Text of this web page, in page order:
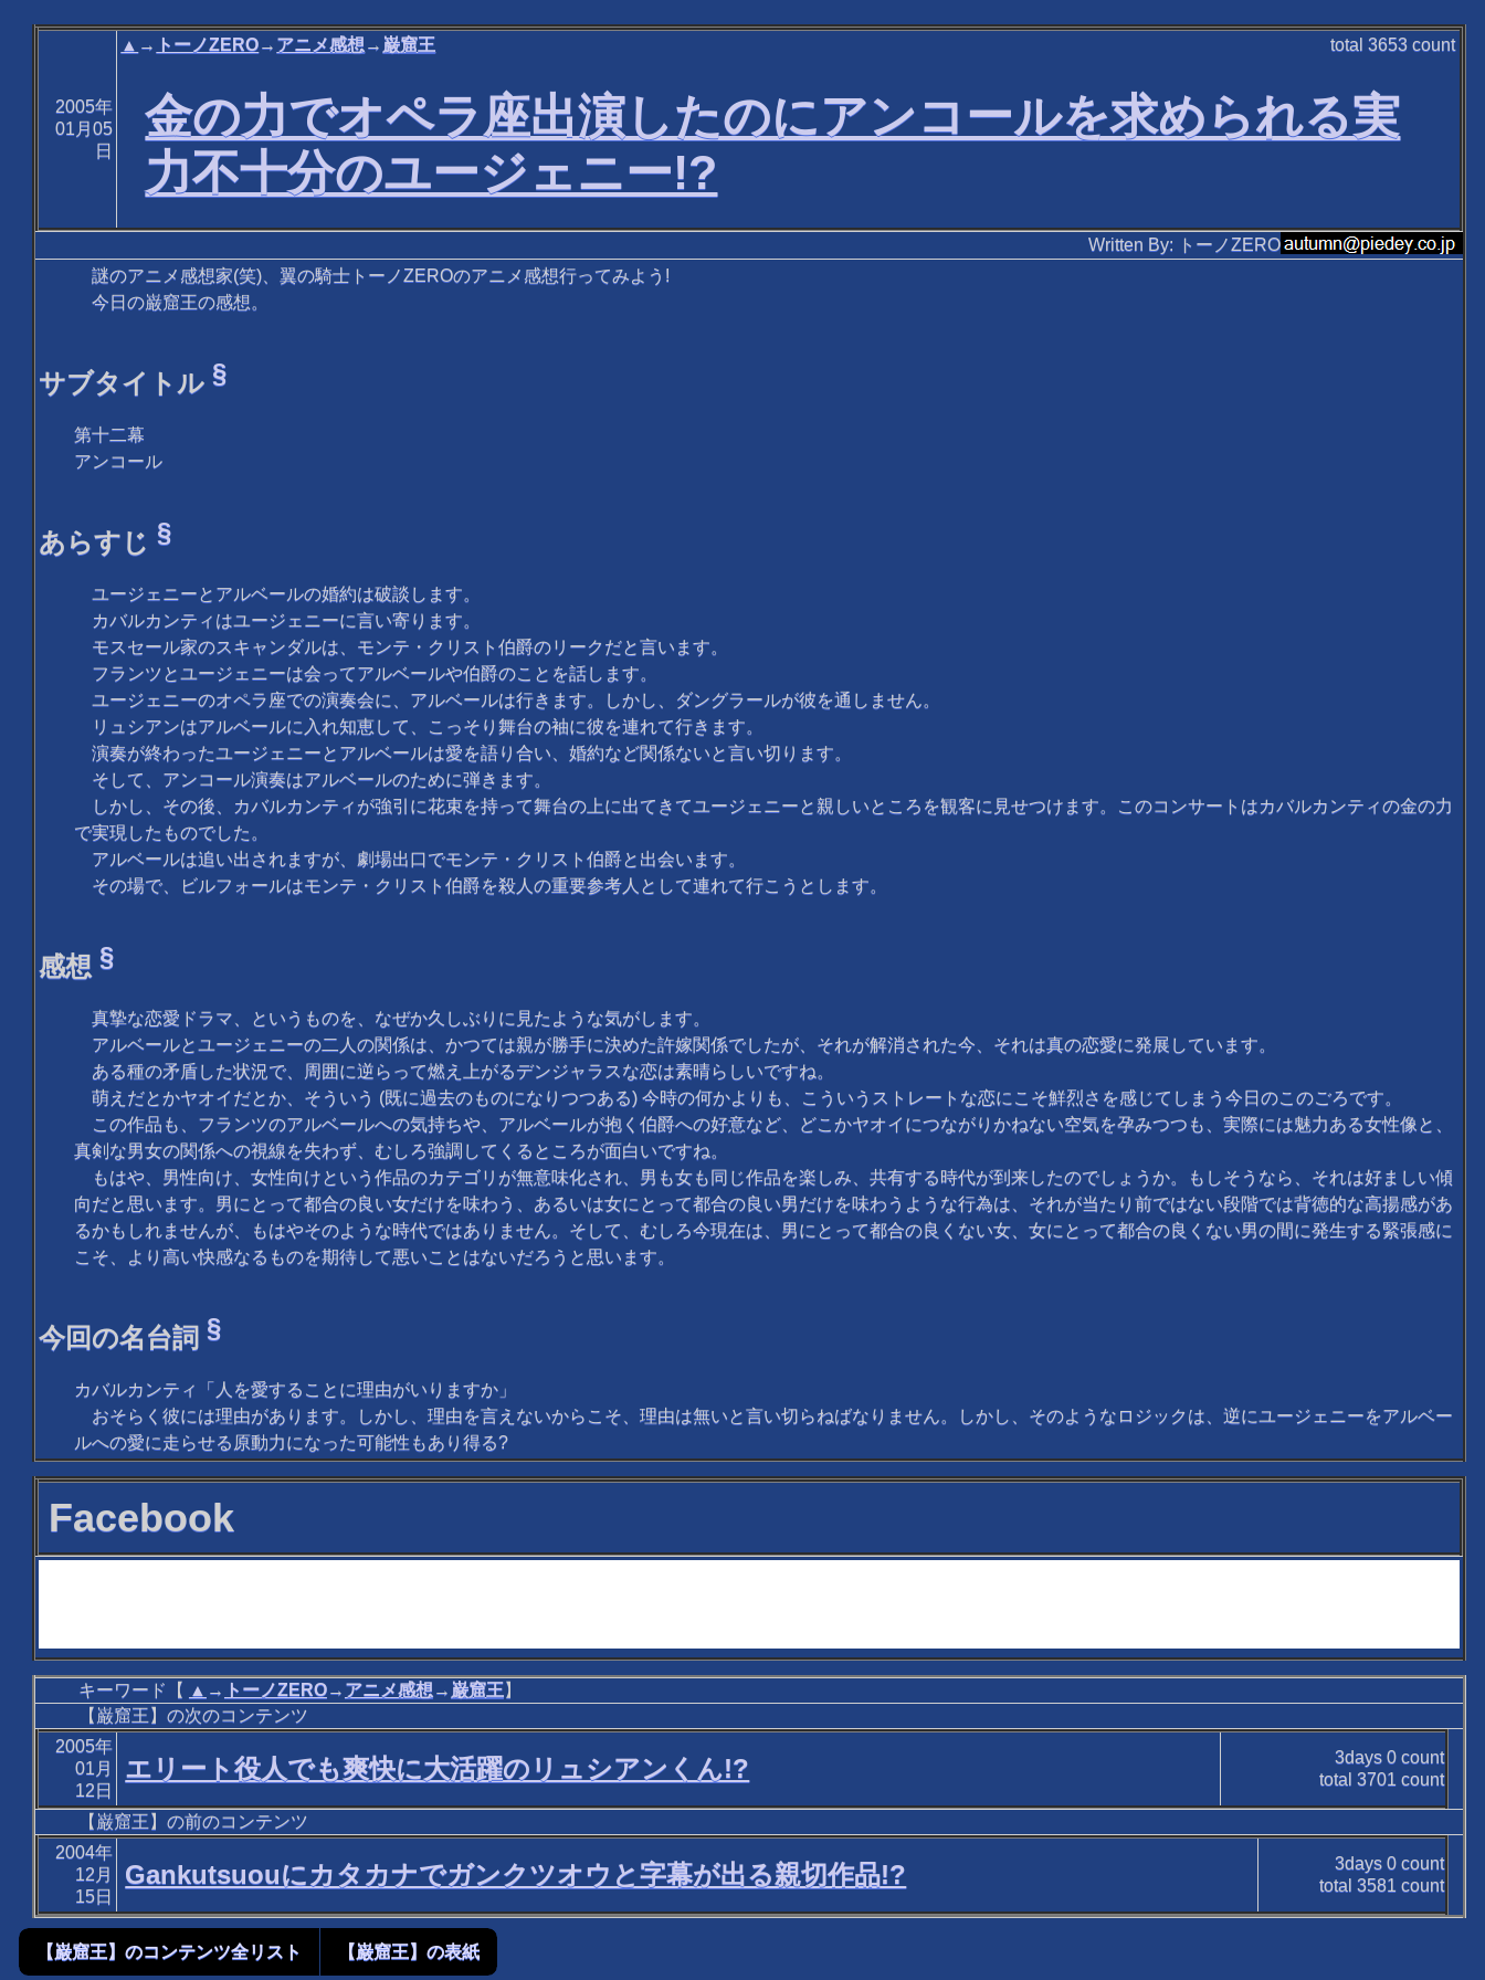
2005年
01月05
日
▲ → トーノZERO→ アニメ感想 → 巌窟王 total3653 count
金の力でオペラ座出演したのにアンコールを求められる実
力不十分のユージェニー!?
Written By: トーノZERO
謎のアニメ感想家(笑)、翼の騎士トーノZEROのアニメ感想行ってみよう!
今日の巌窟王の感想。
サブタイトル§
第十二幕
アンコール
あらすじ§
ユージェニーとアルベールの婚約は破談します。
カバルカンティはユージェニーに言い寄ります。
モスセール家のスキャンダルは、モンテ・クリスト伯爵のリークだと言います。
フランツとユージェニーは会ってアルベールや伯爵のことを話します。
ユージェニーのオペラ座での演奏会に、アルベールは行きます。しかし、ダングラールが彼を通しません。
リュシアンはアルベールに入れ知恵して、こっそり舞台の袖に彼を連れて行きます。
演奏が終わったユージェニーとアルベールは愛を語り合い、婚約など関係ないと言い切ります。
そして、アンコール演奏はアルベールのために弾きます。
しかし、その後、カバルカンティが強引に花束を持って舞台の上に出てきてユージェニーと親しいところを観客に見せつけます。このコンサートはカバルカンティの金の力
で実現したものでした。
アルベールは追い出されますが、劇場出口でモンテ・クリスト伯爵と出会います。
その場で、ビルフォールはモンテ・クリスト伯爵を殺人の重要参考人として連れて行こうとします。
感想§
真摯な恋愛ドラマ、というものを、なぜか久しぶりに見たような気がします。
アルベールとユージェニーの二人の関係は、かつては親が勝手に決めた許嫁関係でしたが、それが解消された今、それは真の恋愛に発展しています。
ある種の矛盾した状況で、周囲に逆らって燃え上がるデンジャラスな恋は素晴らしいですね。
萌えだとかヤオイだとか、そういう (既に過去のものになりつつある) 今時の何かよりも、こういうストレートな恋にこそ鮮烈さを感じてしまう今日のこのごろです。
この作品も、フランツのアルベールへの気持ちや、アルベールが抱く伯爵への好意など、どこかヤオイにつながりかねない空気を孕みつつも、実際には魅力ある女性像と、
真剣な男女の関係への視線を失わず、むしろ強調してくるところが面白いですね。
もはや、男性向け、女性向けという作品のカテゴリが無意味化され、男も女も同じ作品を楽しみ、共有する時代が到来したのでしょうか。もしそうなら、それは好ましい傾
向だと思います。男にとって都合の良い女だけを味わう、あるいは女にとって都合の良い男だけを味わうような行為は、それが当たり前ではない段階では背徳的な高揚感があ
るかもしれませんが、もはやそのような時代ではありません。そして、むしろ今現在は、男にとって都合の良くない女、女にとって都合の良くない男の間に発生する緊張感に
こそ、より高い快感なるものを期待して悪いことはないだろうと思います。
今回の名台詞§
カバルカンティ「人を愛することに理由がいりますか」
おそらく彼には理由があります。しかし、理由を言えないからこそ、理由は無いと言い切らねばなりません。しかし、そのようなロジックは、逆にユージェニーをアルベー
ルへの愛に走らせる原動力になった可能性もあり得る?
Facebook
キーワード【 ▲ → トーノZERO→ アニメ感想 → 巌窟王】
【巌窟王】の次のコンテンツ
2005年
01月
12日
エリート役人でも爽快に大活躍のリュシアンくん!? 3days 0count
total 3701 count
【巌窟王】の前のコンテンツ
2004年
12月
15日
Gankutsuouにカタカナでガンクツオウと字幕が出る親切作品!? 3days 0count
total 3581 count
【巌窟王】のコンテンツ全リスト 【巌窟王】の表紙